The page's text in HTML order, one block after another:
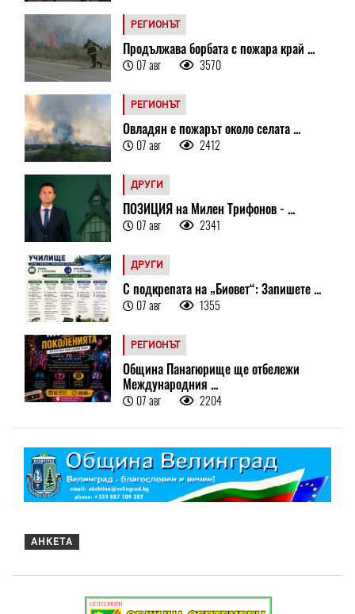
РЕГИОНЪТ
Продължава борбата с пожара край ...
07 авг 3570
РЕГИОНЪТ
Овладян е пожарът около селата ...
07 авг 2412
ДРУГИ
ПОЗИЦИЯ на Милен Трифонов - ...
07 авг 2341
ДРУГИ
С подкрепата на „Биовет“: Запишете ...
07 авг 1355
РЕГИОНЪТ
Община Панагюрище ще отбележи
Международния ...
07 авг 2204
АНКЕТА